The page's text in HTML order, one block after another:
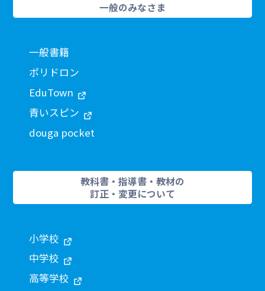
一般のみなさま
一般書籍
ポリドロン
EduTown
青いスピン
douga pocket
教科書・指導書・教材の
訂正・変更について
小学校
中学校
高等学校